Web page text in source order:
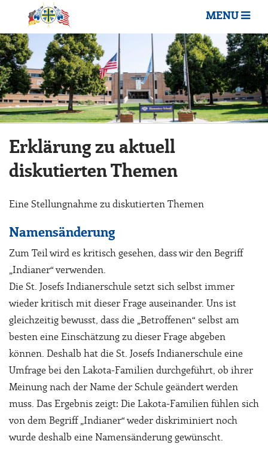
MENU
Erklärung zu aktuell
diskutierten Themen
Eine Stellungnahme zu diskutierten Themen
Namensänderung
Zum Teil wird es kritisch gesehen, dass wir den Begriff
„Indianer“ verwenden.
Die St. Josefs Indianerschule setzt sich selbst immer
wieder kritisch mit dieser Frage auseinander. Uns ist
gleichzeitig bewusst, dass die „Betroffenen“ selbst am
besten eine Einschätzung zu dieser Frage abgeben
können. Deshalb hat die St. Josefs Indianerschule eine
Umfrage bei den Lakota-Familien durchgeführt, ob ihrer
Meinung nach der Name der Schule geändert werden
muss. Das Ergebnis zeigt: Die Lakota-Familien fühlen sich
von dem Begriff „Indianer“ weder diskriminiert noch
wurde deshalb eine Namensänderung gewünscht.